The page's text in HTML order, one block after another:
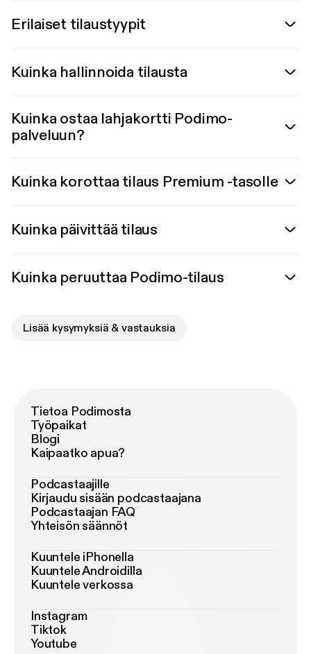
Erilaiset tilaustyypit
Kuinka hallinnoida tilausta
Kuinka ostaa lahjakortti Podimo-
palveluun?
Kuinka korottaa tilaus Premium -tasolle
Kuinka päivittää tilaus
Kuinka peruuttaa Podimo-tilaus
Lisää kysymyksiä & vastauksia
Tietoa Podimosta
Työpaikat
Blogi
Kaipaatko apua?
Podcastaajille
Kirjaudu sisään podcastaajana
Podcastaajan FAQ
Yhteisön säännöt
Kuuntele iPhonella
Kuuntele Androidilla
Kuuntele verkossa
Instagram
Tiktok
Youtube